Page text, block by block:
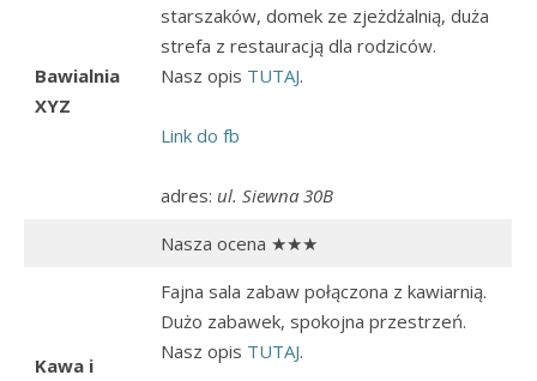
Bawialnia
XYZ
starszaków, domek ze zjeżdżalnią, duża
strefa z restauracją dla rodziców.
Nasz opis TUTAJ.
Link do fb
adres: ul. Siewna 30B
Nasza ocena ★★★
Kawa i
Fajna sala zabaw połączona z kawiarnią.
Dużo zabawek, spokojna przestrzeń.
Nasz opis TUTAJ.